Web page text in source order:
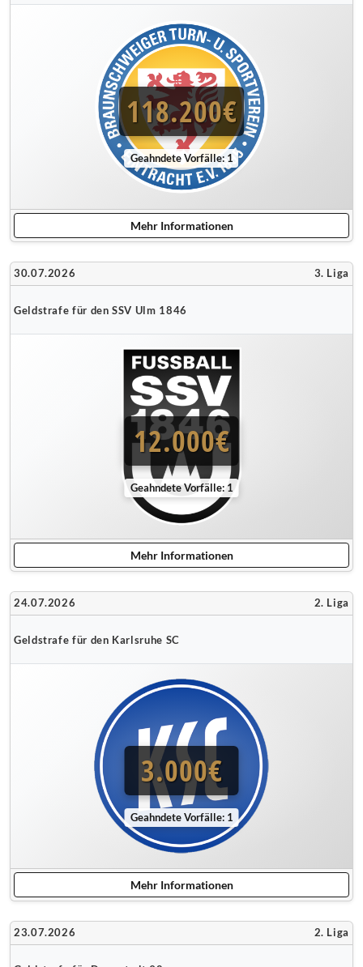
118.200€
Geahndete Vorfälle: 1
Mehr Informationen
30.07.2026 3. Liga
Geldstrafe für den SSV Ulm 1846
12.000€
Geahndete Vorfälle: 1
Mehr Informationen
24.07.2026 2. Liga
Geldstrafe für den Karlsruhe SC
3.000€
Geahndete Vorfälle: 1
Mehr Informationen
23.07.2026 2. Liga